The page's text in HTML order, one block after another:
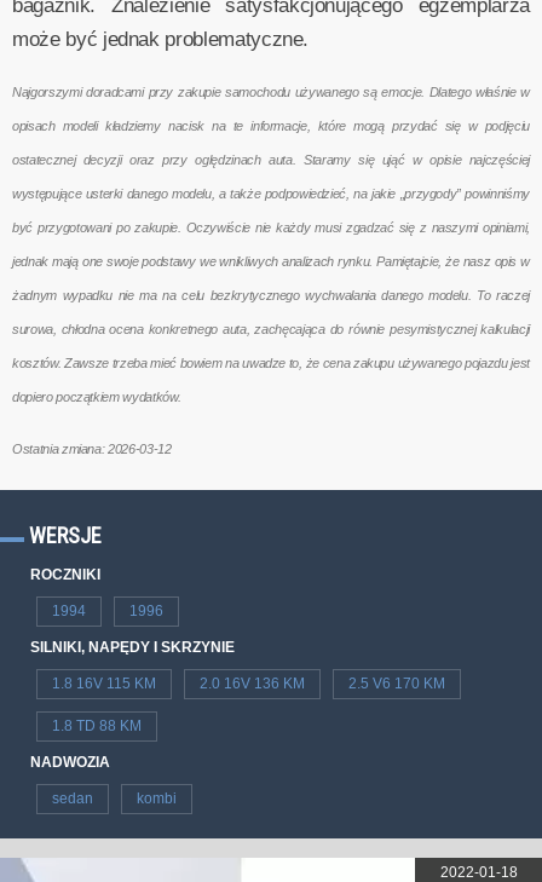
bagażnik. Znalezienie satysfakcjonującego egzemplarza
może być jednak problematyczne.
Najgorszymi doradcami przy zakupie samochodu używanego są emocje. Dlatego właśnie w
opisach modeli kładziemy nacisk na te informacje, które mogą przydać się w podjęciu
ostatecznej decyzji oraz przy oględzinach auta. Staramy się ująć w opisie najczęściej
występujące usterki danego modelu, a także podpowiedzieć, na jakie „przygody” powinniśmy
być przygotowani po zakupie. Oczywiście nie każdy musi zgadzać się z naszymi opiniami,
jednak mają one swoje podstawy we wnikliwych analizach rynku. Pamiętajcie, że nasz opis w
żadnym wypadku nie ma na celu bezkrytycznego wychwalania danego modelu. To raczej
surowa, chłodna ocena konkretnego auta, zachęcająca do równie pesymistycznej kalkulacji
kosztów. Zawsze trzeba mieć bowiem na uwadze to, że cena zakupu używanego pojazdu jest
dopiero początkiem wydatków.
Ostatnia zmiana: 2026-03-12
WERSJE
ROCZNIKI
1994 1996
SILNIKI, NAPĘDY I SKRZYNIE
1.8 16V 115 KM 2.0 16V 136 KM 2.5 V6 170 KM
1.8 TD 88 KM
NADWOZIA
sedan kombi
2022-01-18